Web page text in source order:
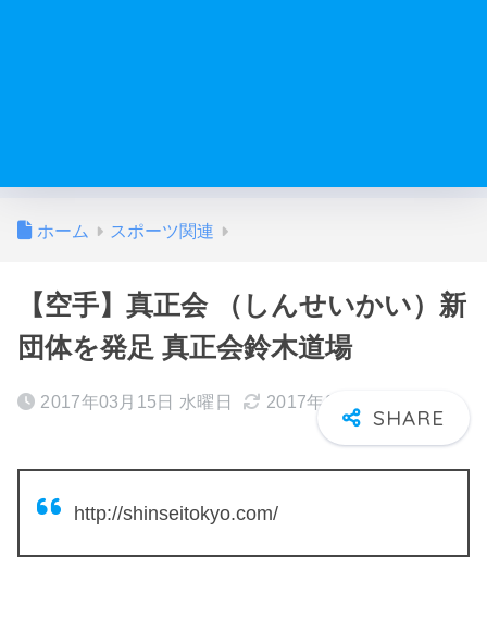
ホーム スポーツ関連
【空手】真正会 （しんせいかい）新
団体を発足 真正会鈴木道場
2017年03月15日 水曜日 2017年04月09日 日曜日
http://shinseitokyo.com/